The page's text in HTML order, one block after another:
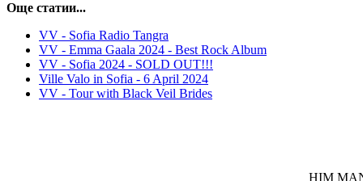
Още статии...
VV - Sofia Radio Tangra
VV - Emma Gaala 2024 - Best Rock Album
VV - Sofia 2024 - SOLD OUT!!!
Ville Valo in Sofia - 6 April 2024
VV - Tour with Black Veil Brides
HIM